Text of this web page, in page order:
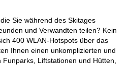
Sie während des Skitages
und Verwandten teilen? Kein
400 WLAN-Hotspots über das
Ihnen einen unkomplizierten und
Liftstationen und Hütten,